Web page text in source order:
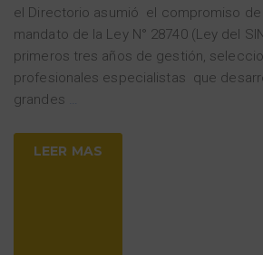
el Directorio asumió el compromiso
mandato de la Ley N° 28740 (Ley del
primeros tres años de gestión,
profesionales especialistas que
grandes
LEER MAS